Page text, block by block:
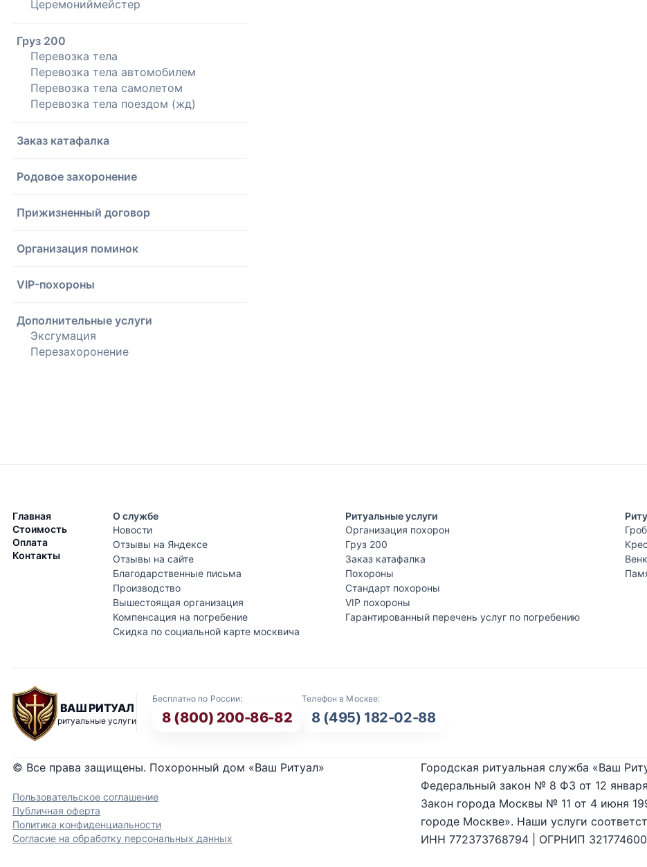
Церемониймейстер
Груз 200
Перевозка тела
Перевозка тела автомобилем
Перевозка тела самолетом
Перевозка тела поездом (жд)
Заказ катафалка
Родовое захоронение
Прижизненный договор
Организация поминок
VIP-похороны
Дополнительные услуги
Эксгумация
Перезахоронение
Главная
Стоимость
Оплата
Контакты
О службе
Новости
Отзывы на Яндексе
Отзывы на сайте
Благодарственные письма
Производство
Вышестоящая организация
Компенсация на погребение
Скидка по социальной карте москвича
Ритуальные услуги
Организация похорон
Груз 200
Заказ катафалка
Похороны
Стандарт похороны
VIP похороны
Гарантированный перечень услуг по погребению
ВАШ РИТУАЛ
ритуальные услуги
Бесплатно по России:
8 (800) 200-86-82
Телефон в Москве:
8 (495) 182-02-88
© Все права защищены. Похоронный дом «Ваш Ритуал»
Пользовательское соглашение
Публичная оферта
Политика конфиденциальности
Согласие на обработку персональных данных
Городская ритуальная служба «Ваш
Федеральный закон № 8 ФЗ от 12
Закон города Москвы № 11 от 4 июня
городе Москве». Наши услуги
ИНН 772373768794 | ОГРНИП